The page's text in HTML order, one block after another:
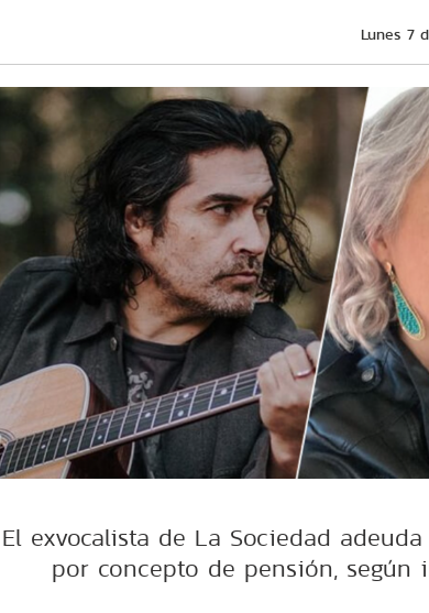
Lunes 7
El exvocalista de La Sociedad
por concepto de pensión, según